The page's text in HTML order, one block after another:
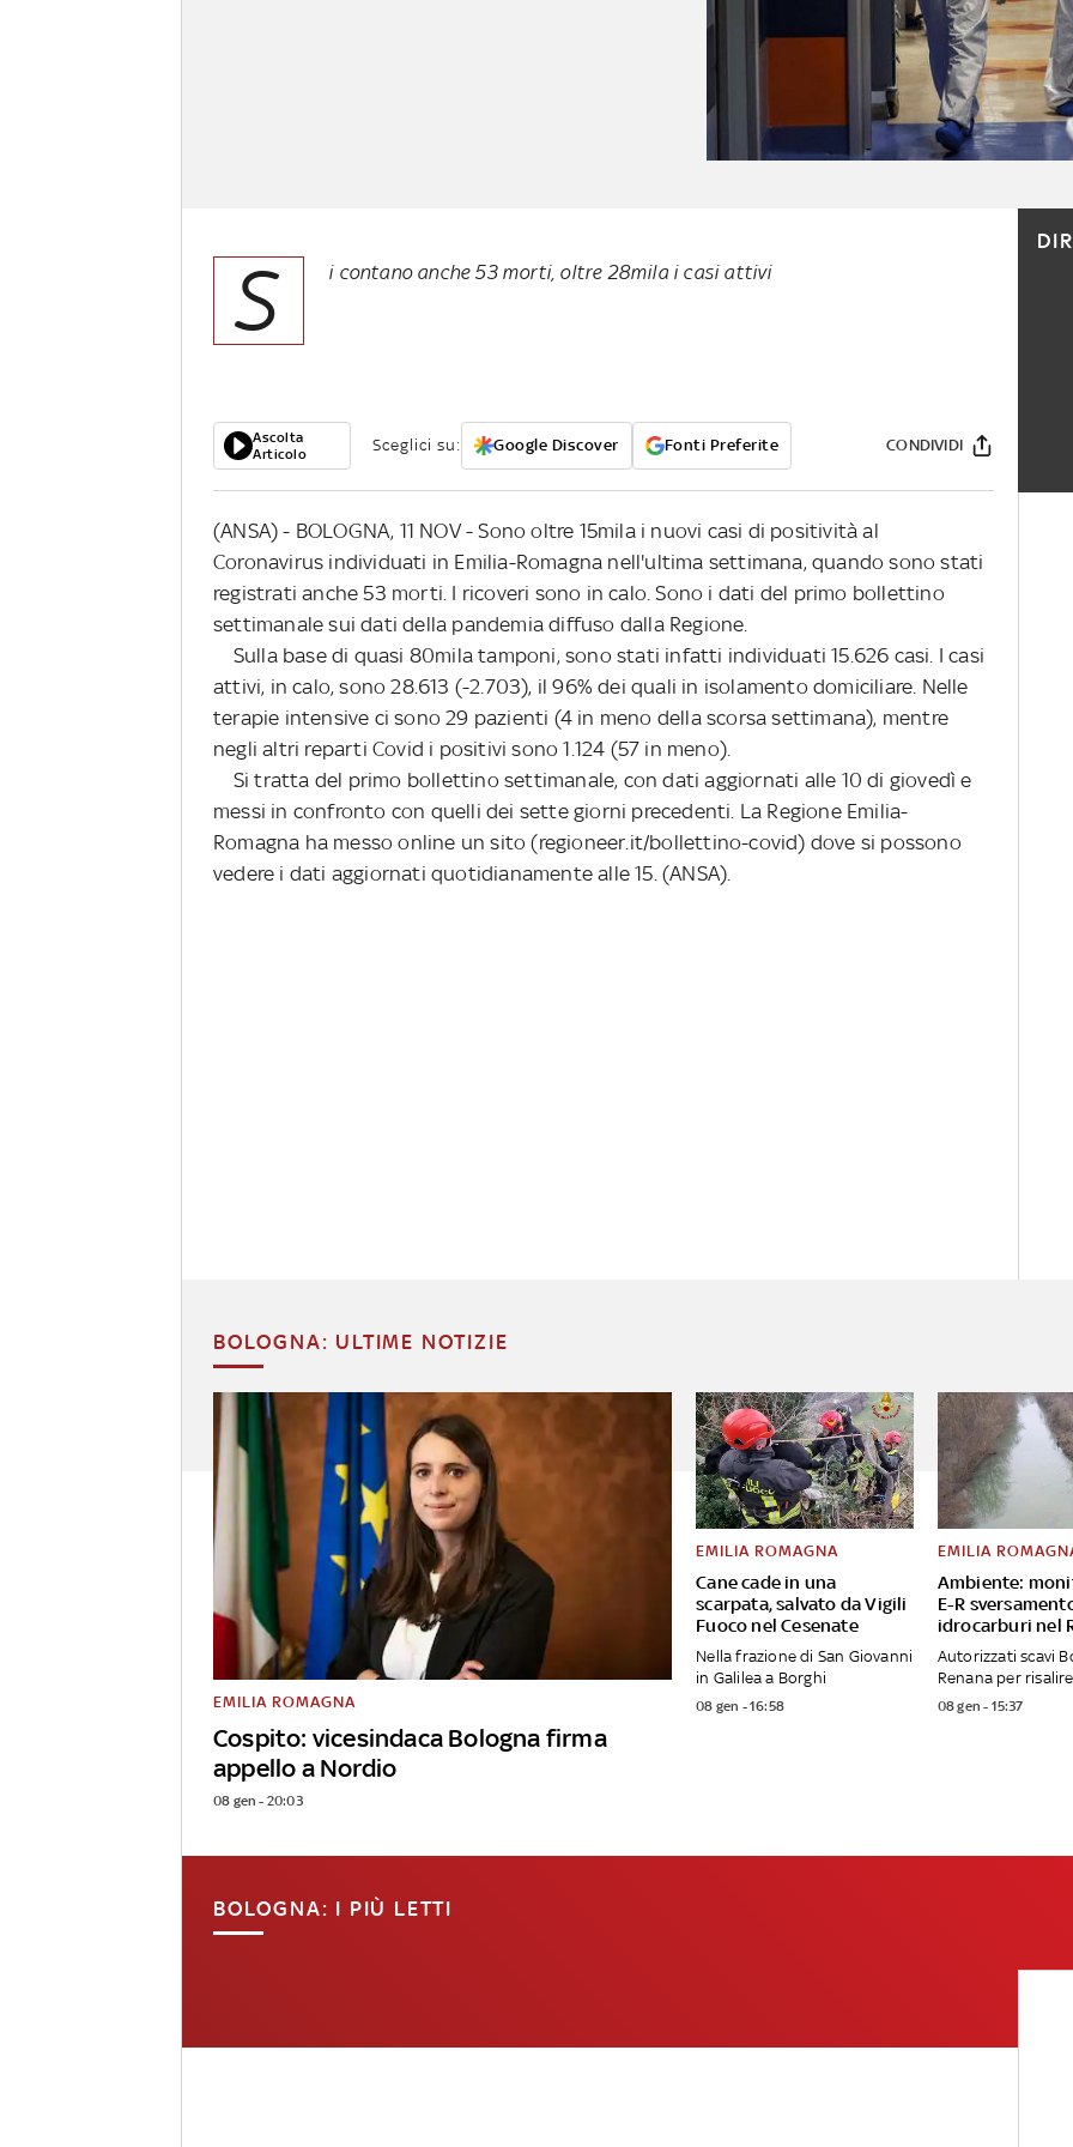
S i contano anche 53 morti, oltre 28mila i casi attivi
Ascolta
Articolo
Sceglici su: Google Discover Fonti Preferite CONDIVIDI
(ANSA) - BOLOGNA, 11 NOV - Sono oltre 15mila i nuovi casi di positività al
Coronavirus individuati in Emilia-Romagna nell'ultima settimana, quando sono stati
registrati anche 53 morti. I ricoveri sono in calo. Sono i dati del primo bollettino
settimanale sui dati della pandemia diffuso dalla Regione.
Sulla base di quasi 80mila tamponi, sono stati infatti individuati 15.626 casi. I casi
attivi, in calo, sono 28.613 (-2.703), il 96% dei quali in isolamento domiciliare. Nelle
terapie intensive ci sono 29 pazienti (4 in meno della scorsa settimana), mentre
negli altri reparti Covid i positivi sono 1.124 (57 in meno).
Si tratta del primo bollettino settimanale, con dati aggiornati alle 10 di giovedì e
messi in confronto con quelli dei sette giorni precedenti. La Regione Emilia-
Romagna ha messo online un sito (regioneer.it/bollettino-covid) dove si possono
vedere i dati aggiornati quotidianamente alle 15. (ANSA).
BOLOGNA: ULTIME NOTIZIE
Cospito: vicesindaca Bologna firma
appello a Nordio
EMILIA ROMAGNA
08 gen - 20:03
Cane cade in una
scarpata, salvato da Vigili
Fuoco nel Cesenate
EMILIA ROMAGNA
Nella frazione di San Giovanni
in Galilea a Borghi
08 gen - 16:58
Ambiente:
E-R
idrocarburi nel
EMILIA
Autorizzati scavi
Renana per
08 gen - 15:37
BOLOGNA: I PIÙ LETTI